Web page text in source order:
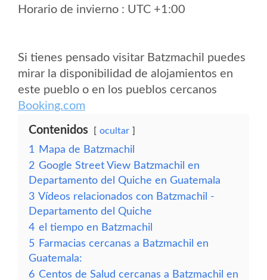
Horario de invierno : UTC +1:00
Si tienes pensado visitar Batzmachil puedes
mirar la disponibilidad de alojamientos en
este pueblo o en los pueblos cercanos
Booking.com
Contenidos ocultar
1
Mapa de Batzmachil
2 Google Street View Batzmachil en
Departamento del Quiche en Guatemala
3 Vídeos relacionados con Batzmachil -
Departamento del Quiche
4 el tiempo en Batzmachil
5 Farmacias cercanas a Batzmachil en
Guatemala:
6 Centos de Salud cercanas a Batzmachil en